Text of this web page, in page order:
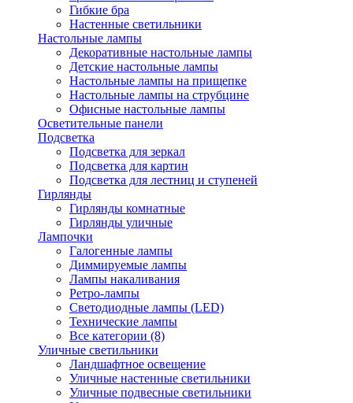
Гибкие бра
Настенные светильники
Настольные лампы
Декоративные настольные лампы
Детские настольные лампы
Настольные лампы на прищепке
Настольные лампы на струбцине
Офисные настольные лампы
Осветительные панели
Подсветка
Подсветка для зеркал
Подсветка для картин
Подсветка для лестниц и ступеней
Гирлянды
Гирлянды комнатные
Гирлянды уличные
Лампочки
Галогенные лампы
Диммируемые лампы
Лампы накаливания
Ретро-лампы
Светодиодные лампы (LED)
Технические лампы
Все категории (8)
Уличные светильники
Ландшафтное освещение
Уличные настенные светильники
Уличные подвесные светильники